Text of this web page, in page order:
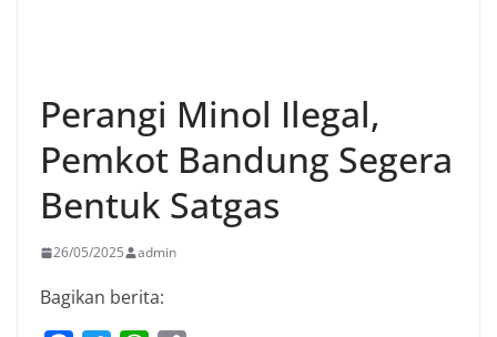
Perangi Minol Ilegal,
Pemkot Bandung Segera
Bentuk Satgas
26/05/2025 admin
Bagikan berita: